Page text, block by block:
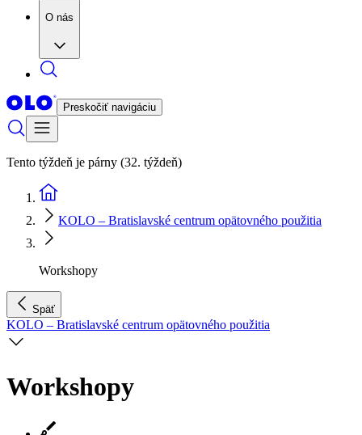
O nás
Preskočiť navigáciu
Tento týždeň je párny (32. týždeň)
KOLO – Bratislavské centrum opätovného použitia
Workshopy
Späť
KOLO – Bratislavské centrum opätovného použitia
Workshopy